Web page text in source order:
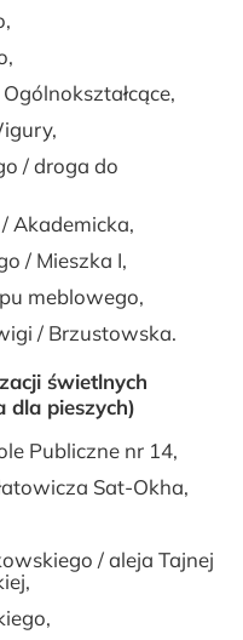
/ droga do
Akademicka,
/ Mieszka I,
meblowego,
/ Brzustowska.
świetlnych
dla pieszych)
Publiczne nr 14,
Sat-Okha,
/ aleja Tajnej